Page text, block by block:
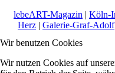
lebeART-Magazin | Köln-
Herz | Galerie-Graf-Adolf
Wir benutzen Cookies
Wir nutzen Cookies auf